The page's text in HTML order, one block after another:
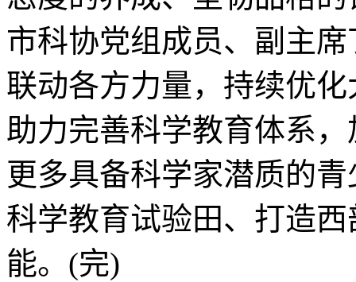
市科协党组成员、副主
联动各方力量，持续优
助力完善科学教育体系
更多具备科学家潜质的
科学教育试验田、打造
能。(完)